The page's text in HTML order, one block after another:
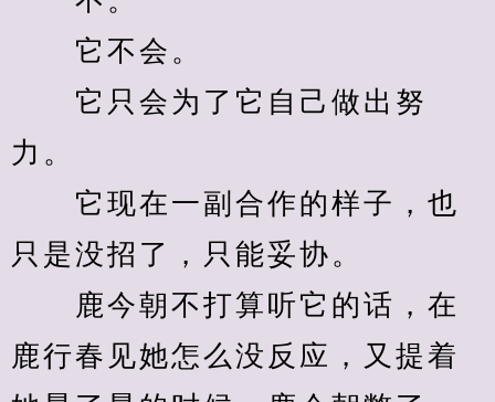
它不会。
它只会为了它自己做出努
力。
它现在一副合作的样子，也
只是没招了，只能妥协。
鹿今朝不打算听它的话，在
鹿行春见她怎么没反应，又提着